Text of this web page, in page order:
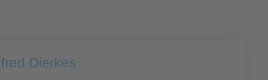
Dierkes